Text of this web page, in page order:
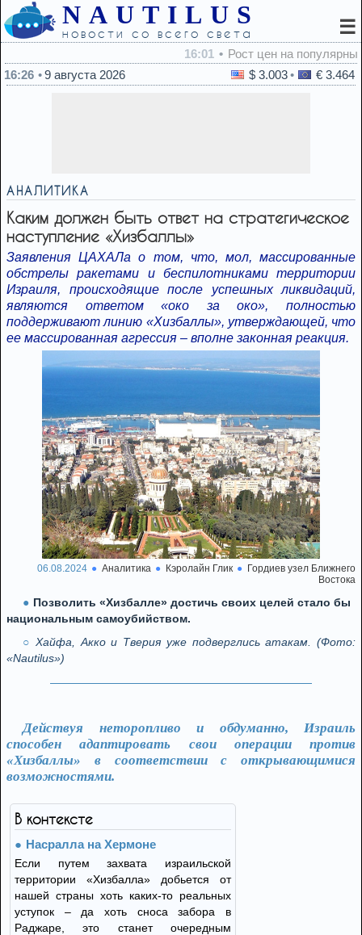
NAUTILUS
новости со всего света ☰
Рост цен на популярный продукт из-за жары и засухи в
16:26
9 августа 2026 $ 3.003 € 3.464
АНАЛИТИКА
Каким должен быть ответ на стратегическое
наступление «Хизбаллы»
Заявления ЦАХАЛа о том, что, мол, массированные
обстрелы ракетами и беспилотниками территории
Израиля, происходящие после успешных ликвидаций,
являются ответом «око за око», полностью
поддерживают линию «Хизбаллы», утверждающей, что
ее массированная агрессия – вполне законная реакция.
06.08.2024 Аналитика Кэролайн Глик
Гордиев узел Ближнего
Востока
Позволить «Хизбалле» достичь своих целей стало бы
национальным самоубийством.
Хайфа, Акко и Тверия уже подверглись атакам. (Фото:
«Nautilus»)
Действуя неторопливо и обдуманно, Израиль
способен адаптировать свои операции против
«Хизбаллы» в соответствии с открывающимися
возможностями.
В контексте
Насралла на Хермоне
Если путем захвата израильской
территории «Хизбалла» добьется от
нашей страны хоть каких-то реальных
уступок – да хоть сноса забора в
Раджаре, это станет очередным